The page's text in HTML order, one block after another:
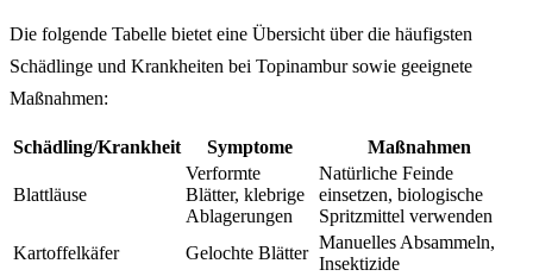
Die folgende Tabelle bietet eine Übersicht über die häufigsten
Schädlinge und Krankheiten bei Topinambur sowie geeignete
Maßnahmen:
Schädling/Krankheit Symptome Maßnahmen
Blattläuse
Verformte
Blätter, klebrige
Ablagerungen
Natürliche Feinde
einsetzen, biologische
Spritzmittel verwenden
Kartoffelkäfer
Gelochte Blätter
Manuelles Absammeln,
Insektizide